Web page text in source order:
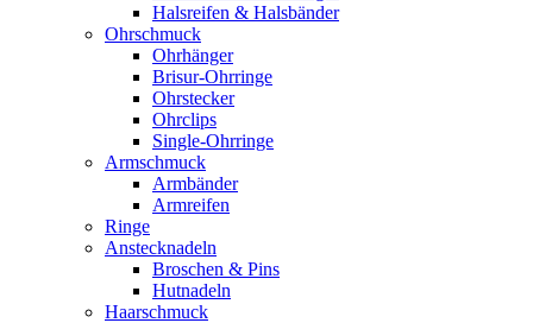
Halsreifen & Halsbänder
Ohrschmuck
Ohrhänger
Brisur-Ohrringe
Ohrstecker
Ohrclips
Single-Ohrringe
Armschmuck
Armbänder
Armreifen
Ringe
Anstecknadeln
Broschen & Pins
Hutnadeln
Haarschmuck